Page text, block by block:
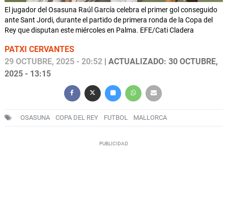
El jugador del Osasuna Raúl García celebra el primer gol conseguido
ante Sant Jordi, durante el partido de primera ronda de la Copa del
Rey que disputan este miércoles en Palma. EFE/Cati Cladera
PATXI CERVANTES
29 OCTUBRE, 2025 - 20:52 | ACTUALIZADO: 30 OCTUBRE,
2025 - 13:15
OSASUNA COPA DEL REY FUTBOL MALLORCA